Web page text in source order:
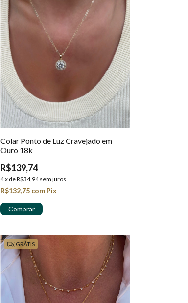
Colar Ponto de Luz Cravejado em
Ouro 18k
R$139,74
4x deR$34,94 sem juros
R$132,75 com Pix
GRÁTIS